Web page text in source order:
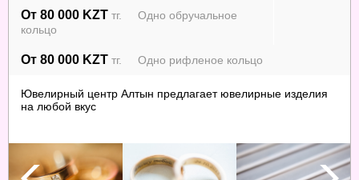
От 80 000 KZT тг. Одно обручальное
кольцо
От 80 000 KZT тг. Одно рифленое кольцо
Ювелирный центр Алтын предлагает ювелирные изделия
на любой вкус